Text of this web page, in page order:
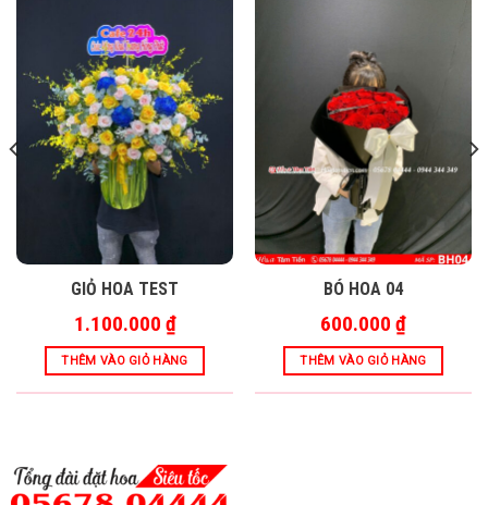
GIỎ HOA TEST
1.100.000 ₫
THÊM VÀO GIỎ HÀNG
BÓ HOA 04
600.000 ₫
THÊM VÀO GIỎ HÀNG